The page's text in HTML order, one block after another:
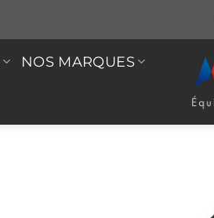
NOS MARQUES